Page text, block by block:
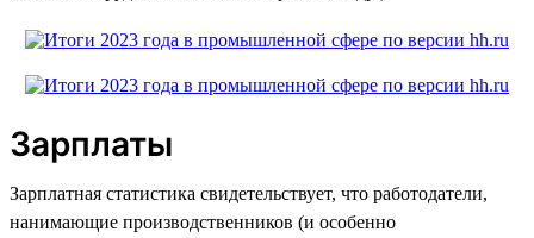
Зарплаты
Зарплатная статистика свидетельствует, что работодатели,
нанимающие производственников (и особенно